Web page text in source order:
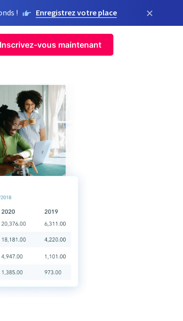
! Enregistrez votre place ×
Inscrivez-vous maintenant